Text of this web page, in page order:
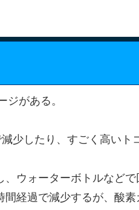
ジがある。
少したり、すごく高いト
ウォーターボトルなどで
経過で減少するが、酸